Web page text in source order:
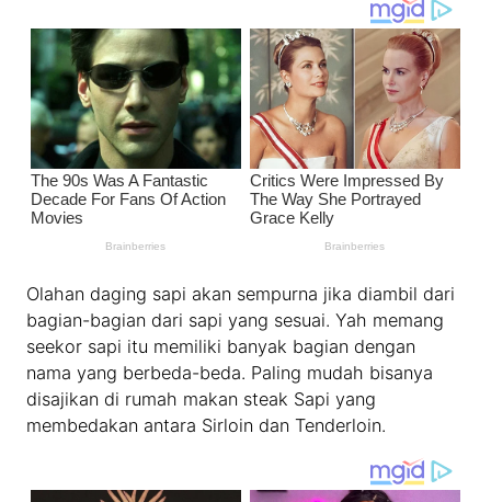
Olahan daging sapi akan sempurna jika diambil dari
bagian-bagian dari sapi yang sesuai. Yah memang
seekor sapi itu memiliki banyak bagian dengan
nama yang berbeda-beda. Paling mudah bisanya
disajikan di rumah makan steak Sapi yang
membedakan antara Sirloin dan Tenderloin.